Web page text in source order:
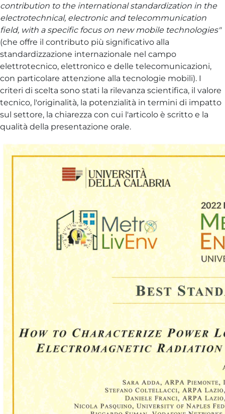
contribution to the international standardization in the
electrotechnical, electronic and telecommunication
field, with a specific focus on new mobile technologies"
(che offre il contributo più significativo alla
standardizzazione internazionale nel campo
elettrotecnico, elettronico e delle telecomunicazioni,
con particolare attenzione alla tecnologie mobili). I
criteri di scelta sono stati la rilevanza scientifica, il valore
tecnico, l'originalità, la potenzialità in termini di impatto
sul settore, la chiarezza con cui l'articolo è scritto e la
qualità della presentazione orale.